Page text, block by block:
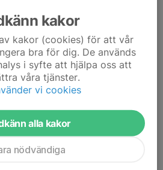
kakor
kakor (cookies) för att vår
bra för dig. De används
i syfte att hjälpa oss att
våra tjänster.
vi cookies
alla kakor
nödvändiga